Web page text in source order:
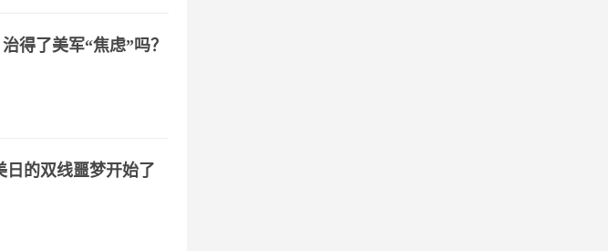
得了美军“焦虑”吗？
日的双线噩梦开始了